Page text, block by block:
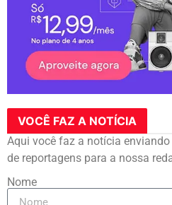
VOCÊ FAZ A NOTÍCIA
Aqui você faz a notícia
de reportagens para a nossa
Nome